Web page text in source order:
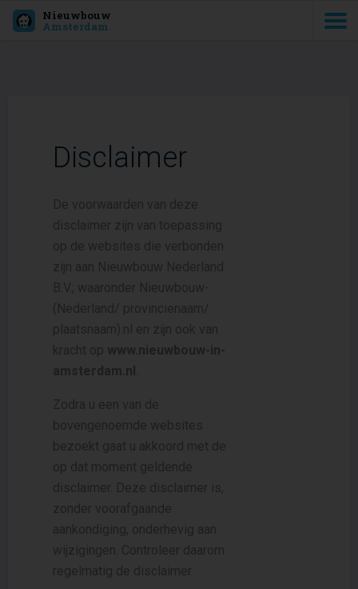
Nieuwbouw
Amsterdam
Disclaimer
De voorwaarden van deze
disclaimer zijn van toepassing
op de websites die verbonden
zijn aan Nieuwbouw Nederland
B.V.; waaronder Nieuwbouw-
(Nederland/ provincienaam/
plaatsnaam).nl en zijn ook van
kracht op www.nieuwbouw-in-
amsterdam.nl
Zodra u een van de
bovengenoemde websites
bezoekt gaat u akkoord met de
op dat moment geldende
disclaimer. Deze disclaimer is,
zonder voorafgaande
aankondiging, onderhevig aan
wijzigingen. Controleer daarom
regelmatig de disclaimer.